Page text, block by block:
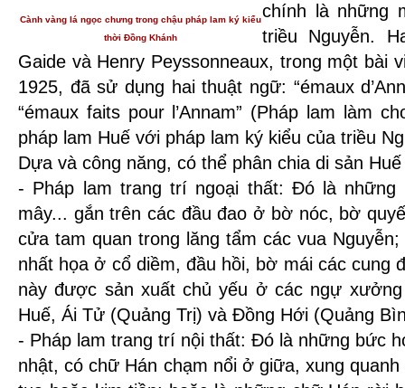
Cành vàng lá ngọc chưng trong chậu pháp lam ký kiểu
thời Đồng Khánh
chính là những
triều Nguyễn.
Gaide và Henry Peyssonneaux, trong một bài
1925, đã sử dụng hai thuật ngữ: “émaux
“émaux faits pour l’Annam” (Pháp lam làm
pháp lam Huế với pháp lam ký kiểu của triều
Dựa và công năng, có thể phân chia di sản
- Pháp lam trang trí ngoại thất: Đó là
mây... gắn trên các đầu đao ở bờ nóc, bờ
cửa tam quan trong lăng tẩm các vua
nhất họa ở cổ diềm, đầu hồi, bờ mái các cung
này được sản xuất chủ yếu ở các ngự
Huế, Ái Tử (Quảng Trị) và Đồng Hới (Quảng
- Pháp lam trang trí nội thất: Đó là những bức
nhật, có chữ Hán chạm nổi ở giữa, xung